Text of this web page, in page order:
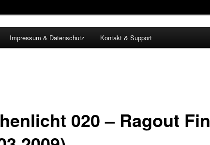
Impressum & Datenschutz Kontakt & Support
020 – Ragout Fin